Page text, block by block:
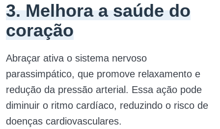
3. Melhora a saúde do
coração
Abraçar ativa o sistema nervoso
parassimpático, que promove relaxamento e
redução da pressão arterial. Essa ação pode
diminuir o ritmo cardíaco, reduzindo o risco de
doenças cardiovasculares.